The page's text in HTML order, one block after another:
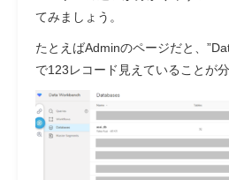
てみましょう。
たとえばAdminのページだと、
で123レコード見えていることが分